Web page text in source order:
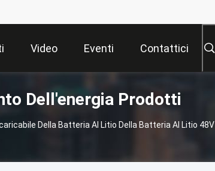
Video Eventi Contattici
Dell'energia Prodotti
Della Batteria Al Litio Della Batteria Al Litio 48V